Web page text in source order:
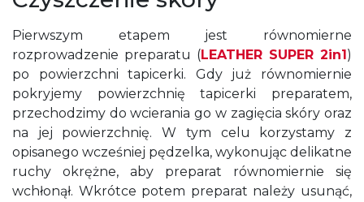
Pierwszym etapem jest równomierne
rozprowadzenie preparatu (LEATHER SUPER 2in1)
po powierzchni tapicerki. Gdy już równomiernie
pokryjemy powierzchnię tapicerki preparatem,
przechodzimy do wcierania go w zagięcia skóry oraz
na jej powierzchnię. W tym celu korzystamy z
opisanego wcześniej pędzelka, wykonując delikatne
ruchy okrężne, aby preparat równomiernie się
wchłonął. Wkrótce potem preparat należy usunąć,